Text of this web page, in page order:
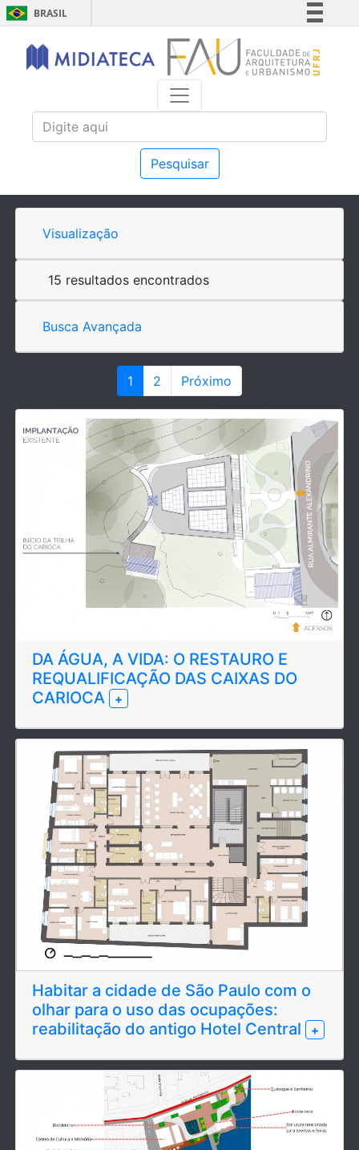
BRASIL
Simplifique!
Comunica BR
Acesso à informação
Pesquisar
Visualização
15 resultados encontrados
Busca Avançada
1 2 Próximo
DA ÁGUA, A VIDA: O RESTAURO E
REQUALIFICAÇÃO DAS CAIXAS DO
CARIOCA
+
Habitar a cidade de São Paulo com o
olhar para o uso das ocupações:
reabilitação do antigo Hotel Central
+